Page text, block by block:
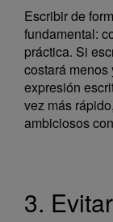
Escribir de
fundamental:
práctica. Si
costará menos
expresión
vez más
ambiciosos
3.